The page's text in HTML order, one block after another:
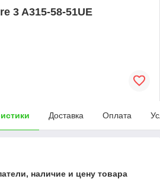
3 A315-58-51UE
Доставка Оплата
наличие и цену товара